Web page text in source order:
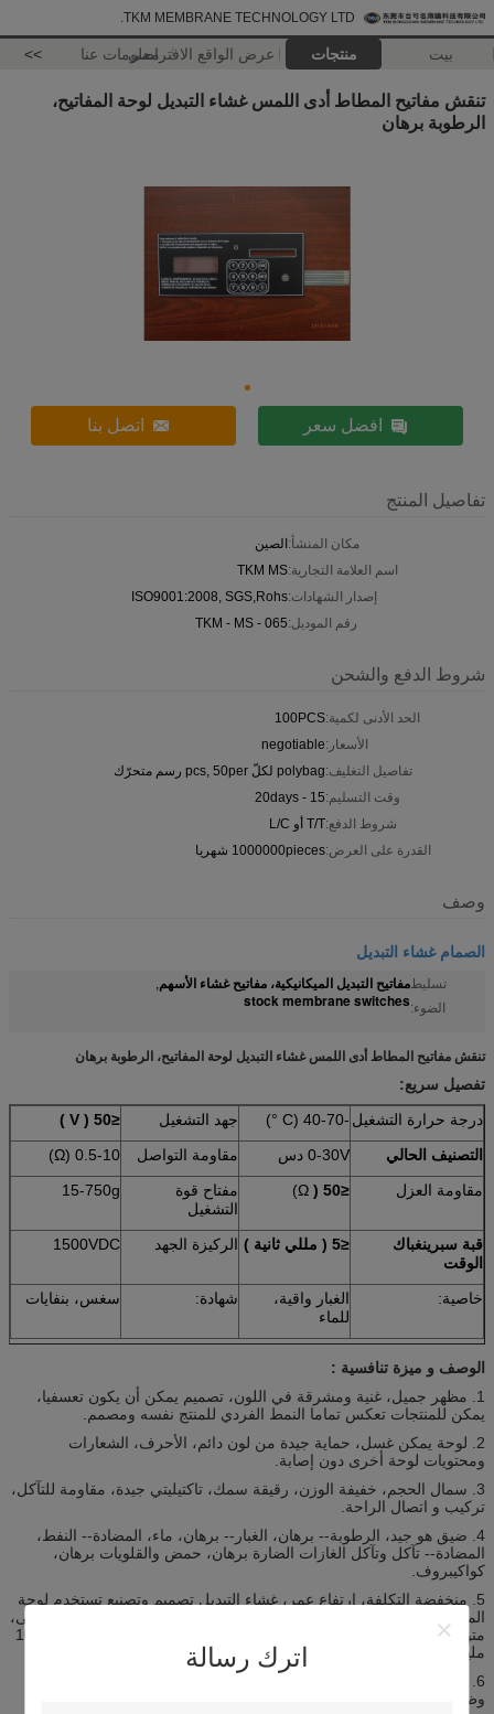
TKM MEMBRANE TECHNOLOGY LTD.
بيت منتجات عرض الواقع الافتراضيمعلومات عنا >>
اترك رسالة
تنقش مفاتيح المطاط أدى اللمس غشاء التبديل لوحة المفاتيح،
الرطوبة برهان
افضل سعر اتصل بنا
تفاصيل المنتج
مكان المنشأ:الصين
اسم العلامة التجارية:TKM MS
إصدار الشهادات:ISO9001:2008, SGS,Rohs
رقم الموديل:TKM - MS - 065
شروط الدفع والشحن
الحد الأدنى لكمية:100PCS
الأسعار:negotiable
تفاصيل التغليف:polybag لكلّ pcs, 50per رسم متحرّك
وقت التسليم:15 - 20days
شروط الدفع:T/T أو L/C
القدرة على العرض:1000000pieces شهريا
وصف
الصمام غشاء التبديل
تسليط
الضوء:
مفاتيح التبديل الميكانيكية، مفاتيح غشاء الأسهم,
stock membrane switches
تنقش مفاتيح المطاط أدى اللمس غشاء التبديل لوحة المفاتيح، الرطوبة برهان
تفصيل سريع:
درجة حرارة التشغيل -40-70 (C °) جهد التشغيل ≤50
(
V
)
التصنيف الحالي
0-30V دس مقاومة التواصل
0.5-10 (Ω)
مقاومة العزل
≤50
(
مفتاح قوة
التشغيل
15-750g
قبة سبرينغباك
الوقت
≤5
( مللي ثانية ) الركيزة الجهد 1500VDC
خاصية:
الغبار واقية،
للماء
شهادة: سغس، بنفايات
الوصف و ميزة تنافسية :
1. مظهر جميل، غنية ومشرقة في اللون، تصميم يمكن أن يكون تعسفيا،
يمكن للمنتجات تعكس تماما النمط الفردي للمنتج نفسه ومصمم.
2. لوحة يمكن غسل، حماية جيدة من لون دائم، الأحرف، الشعارات
ومحتويات لوحة أخرى دون إصابة.
3. سمال الحجم، خفيفة الوزن، رقيقة سمك، تاكتيليتي جيدة، مقاومة للتآكل،
تركيب و اتصال الراحة.
4. ضيق هو جيد، الرطوبة-- برهان، الغبار-- برهان، ماء، المضادة-- النفط،
المضادة-- تآكل وتآكل الغازات الضارة برهان، حمض والقلويات برهان،
كواكيبروف.
5. منخفضة التكلفة، ارتفاع عمر، غشاء التبديل تصميم وتصنيع تستخدم لوحة
المفاتيح ككل الطريق، سواء على المواد أو العفن رسوم، التكاليف هي أدنى،
متوسط ​​العمر المتوقع من أنواع مختلفة من التبديل الغشاء هو أكثر من 100
مليون مرة.
وظيفيا، ويضمن المكونات دون أي مشكلة متقطعة.